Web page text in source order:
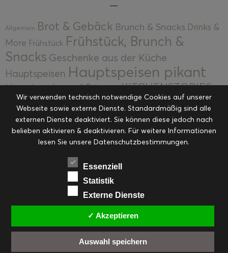
Allgemein Brot & Gebäck Brunch & Snacks Drinks &
More Frühstück Frühstück, Brunch &
Snacks Geschenke aus der Küche
Hauptspeisen Hauptspeisen pikant
Hauptspeisen süßKekseKITCHENSTORIES
Kuchen, Torten & Desserts Kuchen und
Desserts Kulinarik Kulinarische Mitbringsel &
Eingemachtes Ohne Kategorie Ostern Resteküche
RezepteSaisonalSliderStartseite
Suppen, Salate & Vorspeisen
Vorspeisen, Salate & Suppen
Weihnachten Workshops & Events
Wir verwenden technisch notwendige Cookies auf unserer
Webseite sowie externe Dienste. Standardmäßig sind alle
externen Dienste deaktiviert. Sie können diese jedoch nach
belieben aktivieren & deaktivieren. Für weitere Informationen
lesen Sie unsere Datenschutzbestimmungen.
Essenziell
Statistik
Externe Dienste
✓ Akzeptieren
Auswahl speichern